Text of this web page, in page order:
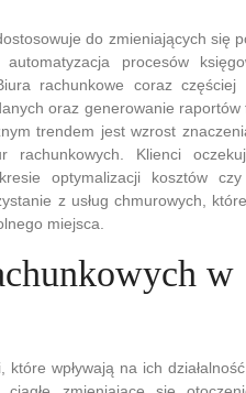
do zmieniających się
procesów
rachunkowe coraz częściej
oraz generowanie raportów
trendem jest wzrost
rachunkowych. Klienci
optymalizacji kosztów czy
z usług chmurowych,
miejsca.
w
wpływają na ich